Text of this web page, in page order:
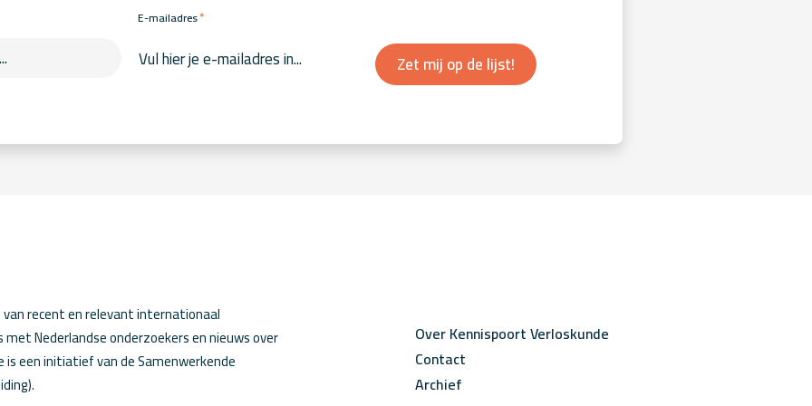
E-mailadres*
Zet mij op de lijst!
recent en relevant internationaal
Nederlandse onderzoekers en nieuws over
is een initiatief van de Samenwerkende
Over Kennispoort Verloskunde
Contact
Archief